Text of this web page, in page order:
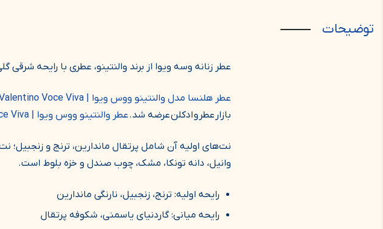
توضیحات
عطر زنانه وسه ویوا از برند والنتینو، عطری با رایحه شرقی گلی است.وُسه
عطر هلنسا مدل والنتینو ووس ویوا | Valentino Voce Viva
بازار عطر و ادکلن عرضه شد.عطر والنتینو ووس ویوا | Valentino Voce Viva
نت‌های اولیه آن شامل پرتقال ماندارین، ترنج و
وانیل، دانه تونکا، مشک، چوب صندل و خزه بلوط است.
رایحه اولیه: ترنج، زنجبیل، نارنگی ماندارین
رایحه میانی: گاردنیای یاسمنی، شکوفه پرتقال